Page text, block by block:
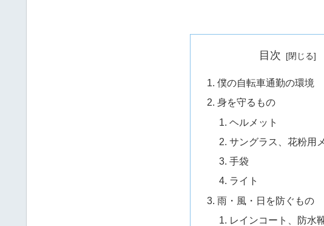
目次
僕の自転車通勤の環境
身を守るもの
ヘルメット
サングラス、花粉用
手袋
ライト
雨・風・日を防ぐもの
レインコート、防水